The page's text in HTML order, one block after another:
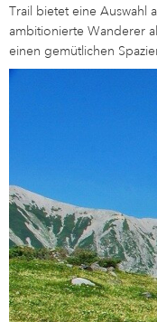
Trail bietet eine Auswahl
ambitionierte Wanderer
einen gemütlichen